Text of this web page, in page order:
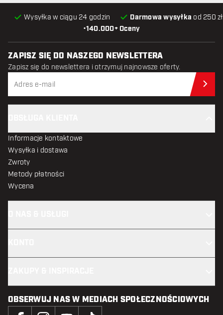
•140.000+ Oceny
Wysyłka w ciągu 24 godzin Darmowa wysyłka od 250
ZAPISZ SIĘ DO NASZEGO NEWSLETTERA
Zapisz się do newslettera i otrzymuj najnowsze oferty.
Informacje kontaktowe
Wysyłka i dostawa
Zwroty
Metody płatności
Wycena
OBSERWUJ NAS W MEDIACH SPOŁECZNOŚCIOWYCH